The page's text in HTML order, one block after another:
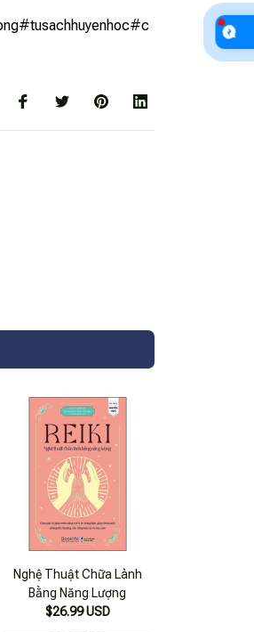
Nghệ Thuật Chữa Lành
Bằng Năng Lượng
$26.99 USD